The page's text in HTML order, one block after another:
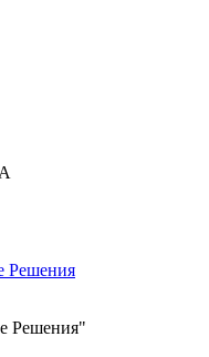
Решения
Решения"